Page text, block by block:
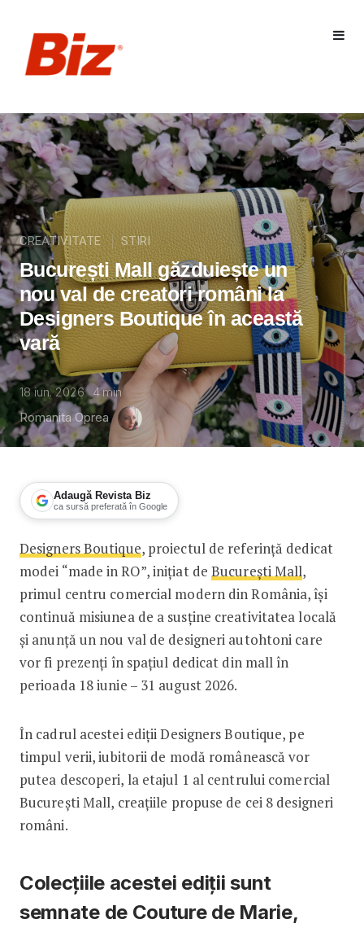
CREATIVITATE STIRI
București Mall găzduiește un
nou val de creatori români la
Designers Boutique în această
vară
18 iun. 2026 4min
Romanita Oprea
Adaugă Revista Biz
ca sursă preferată în Google
București Mall găzduiește un nou
Designers Boutique, proiectul de referință dedicat
modei “made in RO”, inițiat deBucurești Mall,
primul centru comercial modern din România, își
continuă misiunea de a susține creativitatea locală
și anunță un nou val de designeri autohtoni care
vor fi prezenți în spațiul dedicat din mall în
perioada 18 iunie – 31 august 2026.
În cadrul acestei ediții Designers Boutique, pe
timpul verii, iubitorii de modă românească vor
putea descoperi, la etajul 1 al centrului comercial
București Mall, creațiile propuse de cei 8 designeri
români.
Colecțiile acestei ediții sunt
semnate de Couture de Marie,